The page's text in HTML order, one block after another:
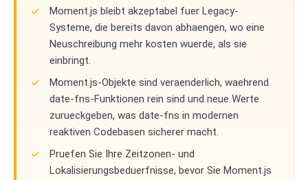
Moment.js bleibt akzeptabel fuer Legacy-
Systeme, die bereits davon abhaengen, wo eine
Neuschreibung mehr kosten wuerde, als sie
einbringt.
Moment.js-Objekte sind veraenderlich, waehrend
date-fns-Funktionen rein sind und neue Werte
zurueckgeben, was date-fns in modernen
reaktiven Codebasen sicherer macht.
Pruefen Sie Ihre Zeitzonen- und
Lokalisierungsbeduerfnisse, bevor Sie Moment.js